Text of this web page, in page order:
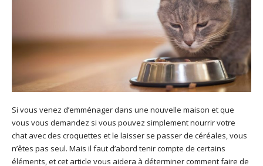
Si vous venez d’emménager dans une nouvelle maison et que
vous vous demandez si vous pouvez simplement nourrir votre
chat avec des croquettes et le laisser se passer de céréales, vous
n’êtes pas seul. Mais il faut d’abord tenir compte de certains
éléments, et cet article vous aidera à déterminer comment faire de